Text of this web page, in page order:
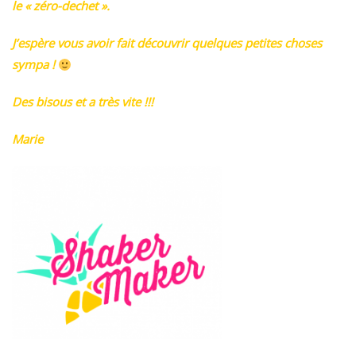
le « zéro-dechet ».
J’espère vous avoir fait découvrir quelques petites choses
sympa !
Des bisous et a très vite !!!
Marie